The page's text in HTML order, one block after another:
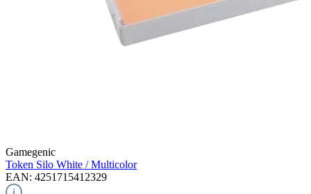
Gamegenic
Token Silo White / Multicolor
EAN: 4251715412329